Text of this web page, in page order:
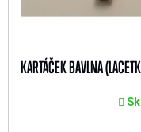
KARTÁČEK BAVLNA